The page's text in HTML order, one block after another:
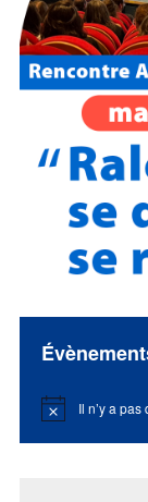
Notice Il n’y a pas